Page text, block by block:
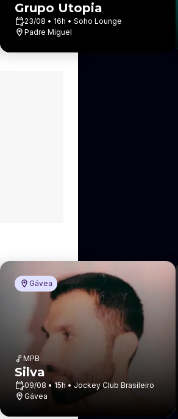
Grupo Utopia
23/08 • 16h • Soho Lounge
Padre Miguel
Gávea
MPB
Silva
09/08 • 15h • Jockey Club Brasileiro
Gávea